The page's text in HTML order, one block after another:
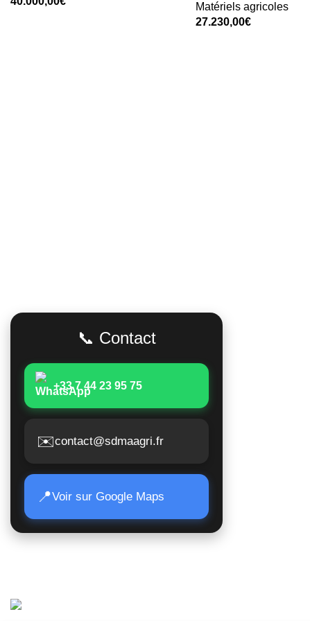
Matériels agricoles
27.230,00€
📞 Contact
+33 7 44 23 95 75
✉️contact@sdmaagri.fr
📍Voir sur Google Maps